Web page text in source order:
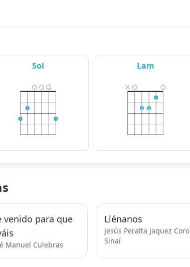
Sol
2
1
3
Lam
2 3
1
venido para que
Manuel Culebras
Llénanos
Jesús Peralta Jaquez Coro
Sinaí